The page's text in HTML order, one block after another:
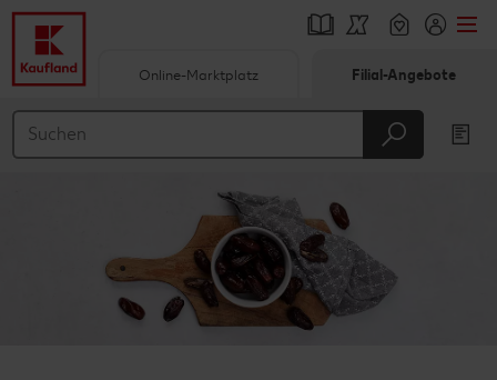
Hauptinhalt
Schwebender Seitenbereich
Online-Marktplatz Filial-Angebote